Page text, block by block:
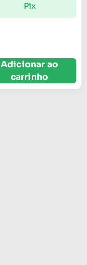
Pix
Adicionar ao
carrinho